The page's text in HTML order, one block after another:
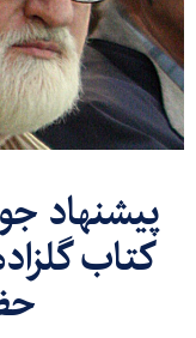
پیشنهاد
کتاب